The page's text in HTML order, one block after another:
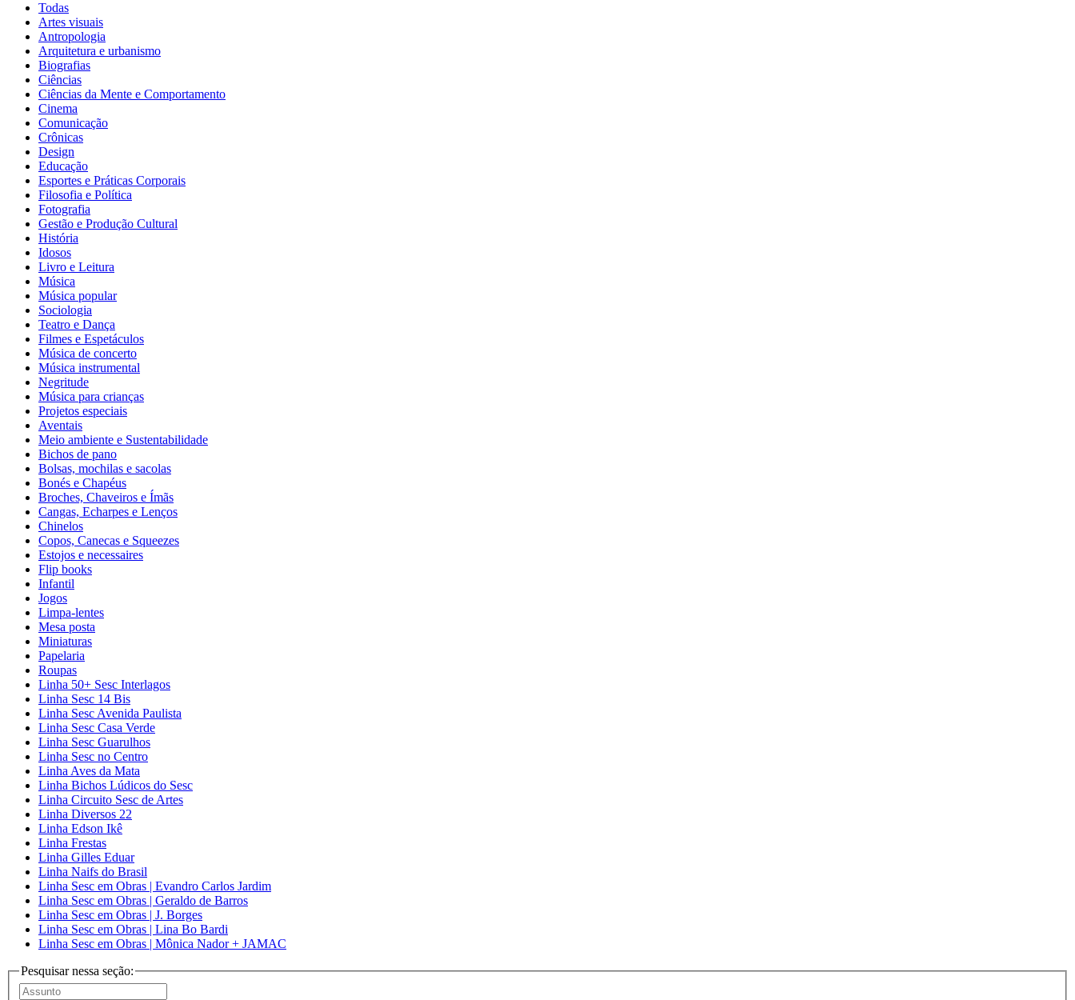
Todas
Artes visuais
Antropologia
Arquitetura e urbanismo
Biografias
Ciências
Ciências da Mente e Comportamento
Cinema
Comunicação
Crônicas
Design
Educação
Esportes e Práticas Corporais
Filosofia e Política
Fotografia
Gestão e Produção Cultural
História
Idosos
Livro e Leitura
Música
Música popular
Sociologia
Teatro e Dança
Filmes e Espetáculos
Música de concerto
Música instrumental
Negritude
Música para crianças
Projetos especiais
Aventais
Meio ambiente e Sustentabilidade
Bichos de pano
Bolsas, mochilas e sacolas
Bonés e Chapéus
Broches, Chaveiros e Ímãs
Cangas, Echarpes e Lenços
Chinelos
Copos, Canecas e Squeezes
Estojos e necessaires
Flip books
Infantil
Jogos
Limpa-lentes
Mesa posta
Miniaturas
Papelaria
Roupas
Linha 50+ Sesc Interlagos
Linha Sesc 14 Bis
Linha Sesc Avenida Paulista
Linha Sesc Casa Verde
Linha Sesc Guarulhos
Linha Sesc no Centro
Linha Aves da Mata
Linha Bichos Lúdicos do Sesc
Linha Circuito Sesc de Artes
Linha Diversos 22
Linha Edson Ikê
Linha Frestas
Linha Gilles Eduar
Linha Naifs do Brasil
Linha Sesc em Obras | Evandro Carlos Jardim
Linha Sesc em Obras | Geraldo de Barros
Linha Sesc em Obras | J. Borges
Linha Sesc em Obras | Lina Bo Bardi
Linha Sesc em Obras | Mônica Nador + JAMAC
Pesquisar nessa seção: